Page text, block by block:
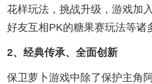
花样玩法，挑战升级，游戏加
好友互相PK的糖果赛玩法等诸
2、经典传承、全面创新
保卫萝卜游戏中除了保护主角